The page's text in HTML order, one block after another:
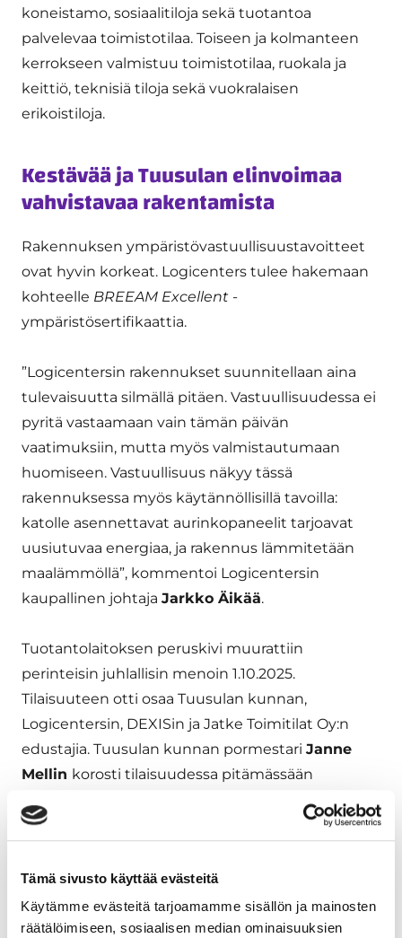
Tämä sivusto käyttää evästeitä
Käytämme evästeitä tarjoamamme sisällön ja mainosten
räätälöimiseen, sosiaalisen median ominaisuuksien
koneistamo, sosiaalitiloja sekä tuotantoa
palvelevaa toimistotilaa. Toiseen ja kolmanteen
kerrokseen valmistuu toimistotilaa, ruokala ja
keittiö, teknisiä tiloja sekä vuokralaisen
erikoistiloja.
Kestävää ja Tuusulan elinvoimaa
vahvistavaa rakentamista
Rakennuksen ympäristövastuullisuustavoitteet
ovat hyvin korkeat. Logicenters tulee hakemaan
kohteelle BREEAM Excellent -
ympäristösertifikaattia.
”Logicentersin rakennukset suunnitellaan aina
tulevaisuutta silmällä pitäen. Vastuullisuudessa ei
pyritä vastaamaan vain tämän päivän
vaatimuksiin, mutta myös valmistautumaan
huomiseen. Vastuullisuus näkyy tässä
rakennuksessa myös käytännöllisillä tavoilla:
katolle asennettavat aurinkopaneelit tarjoavat
uusiutuvaa energiaa, ja rakennus lämmitetään
maalämmöllä”, kommentoi Logicentersin
kaupallinen johtaja Jarkko Äikää.
Tuotantolaitoksen peruskivi muurattiin
perinteisin juhlallisin menoin 1.10.2025.
Tilaisuuteen otti osaa Tuusulan kunnan,
Logicentersin, DEXISin ja Jatke Toimitilat Oy:n
edustajia. Tuusulan kunnan pormestari Janne
Mellin korosti tilaisuudessa pitämässään
puheessa rakennushankkeen merkittävyyttä
kunnan elinvoimaisuuden kannalta.
”Logicentersin ja DEXISin päätös investoida tähän
hankkeeseen on erittäin merkittävä koko alueen
elinvoimaisuuden kannalta. Uudet tilat turvaavat